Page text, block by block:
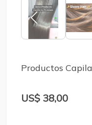
Productos
US$ 38,00